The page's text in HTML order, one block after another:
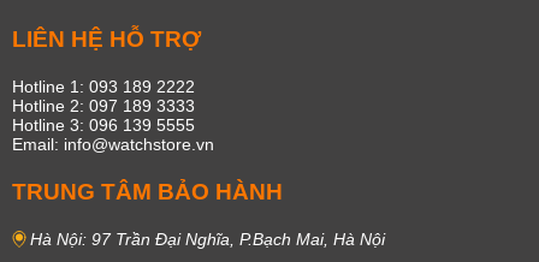
LIÊN HỆ HỖ TRỢ
Hotline 1: 093 189 2222
Hotline 2: 097 189 3333
Hotline 3: 096 139 5555
Email: info@watchstore.vn
TRUNG TÂM BẢO HÀNH
Hà Nội: 97 Trần Đại Nghĩa, P.Bạch Mai, Hà Nội